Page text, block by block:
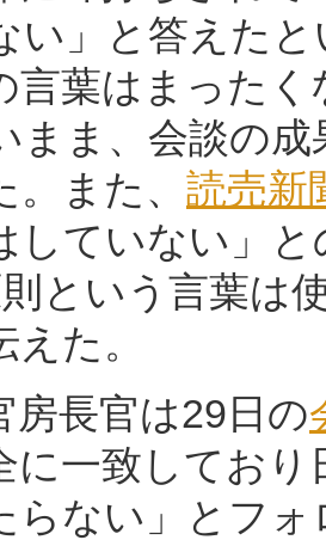
い」と答えた
言葉はまった
まま、会談の
。また、 読売新
していない」
という言葉は
た。
房長官は29日の
に一致してお
らない」とフ